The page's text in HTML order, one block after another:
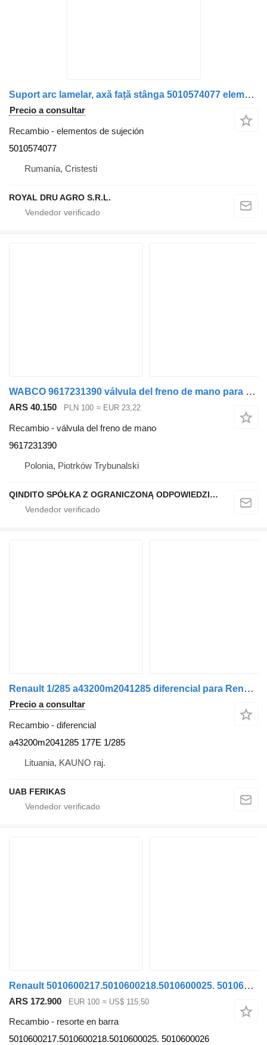
Suport arc lamelar, axă față stânga 5010574077 elementos de sujeción para Renault Magnum Dxi camión
Precio a consultar
Recambio - elementos de sujeción
5010574077
Rumanía, Cristesti
ROYAL DRU AGRO S.R.L.
WABCO 9617231390 válvula del freno de mano para Renault MAGNUM camión
ARS 40.150 PLN 100 ≈ EUR 23,22
Recambio - válvula del freno de mano
9617231390
Polonia, Piotrków Trybunalski
QINDITO SPÓŁKA Z OGRANICZONĄ ODPOWIEDZIALNOŚCIĄ
Renault 1/285 a43200m2041285 diferencial para Renault magnum cabeza tractora
Precio a consultar
Recambio - diferencial
a43200m2041285 177E 1/285
Lituania, KAUNO raj.
UAB FERIKAS
Renault 5010600217.5010600218.5010600025. 5010600026 resorte en barra para Renault MAGNUM,PREMIUM,RANGE.GAMA camión
ARS 172.900 EUR 100 ≈ US$ 115,50
Recambio - resorte en barra
5010600217.5010600218.5010600025. 5010600026